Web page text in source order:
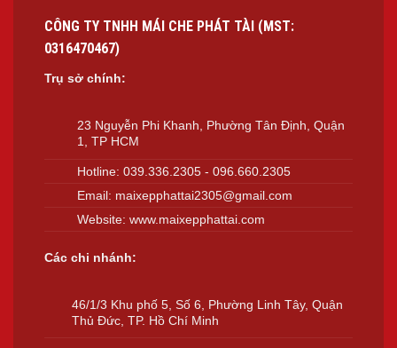
CÔNG TY TNHH MÁI CHE PHÁT TÀI (MST:
0316470467)
Trụ sở chính:
23 Nguyễn Phi Khanh, Phường Tân Định, Quận
1, TP HCM
Hotline:039.336.2305 -096.660.2305
Email: maixepphattai2305@gmail.com
Website:www.maixepphattai.com
Các chi nhánh:
46/1/3 Khu phố 5, Số 6, Phường Linh Tây, Quận
Thủ Đức, TP. Hồ Chí Minh